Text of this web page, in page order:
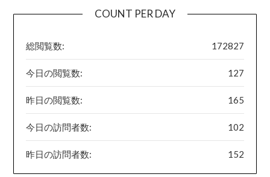
COUNT PER DAY
172827
総閲覧数:
127
今日の閲覧数:
165
昨日の閲覧数:
102
今日の訪問者数:
152
昨日の訪問者数: